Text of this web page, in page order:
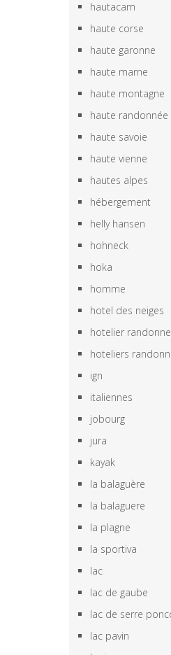
hautacam
haute corse
haute garonne
haute marne
haute montagne
haute randonnée
haute savoie
haute vienne
hautes alpes
hébergement
helly hansen
hohneck
hoka
homme
hotel des neiges
hotelier
hoteliers
ign
italiennes
jobourg
jura
kayak
la balaguère
la balaguere
la plagne
la sportiva
lac
lac de gaube
lac de serre
lac pavin